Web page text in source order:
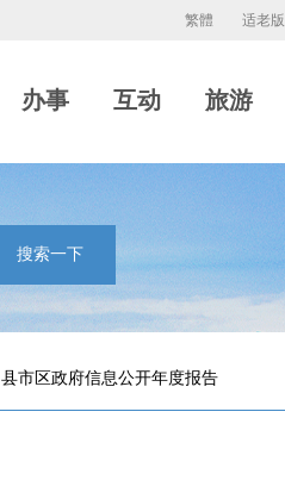
适老版
繁體
办事 互动 旅游
搜索一下
县市区政府信息公开年度报告